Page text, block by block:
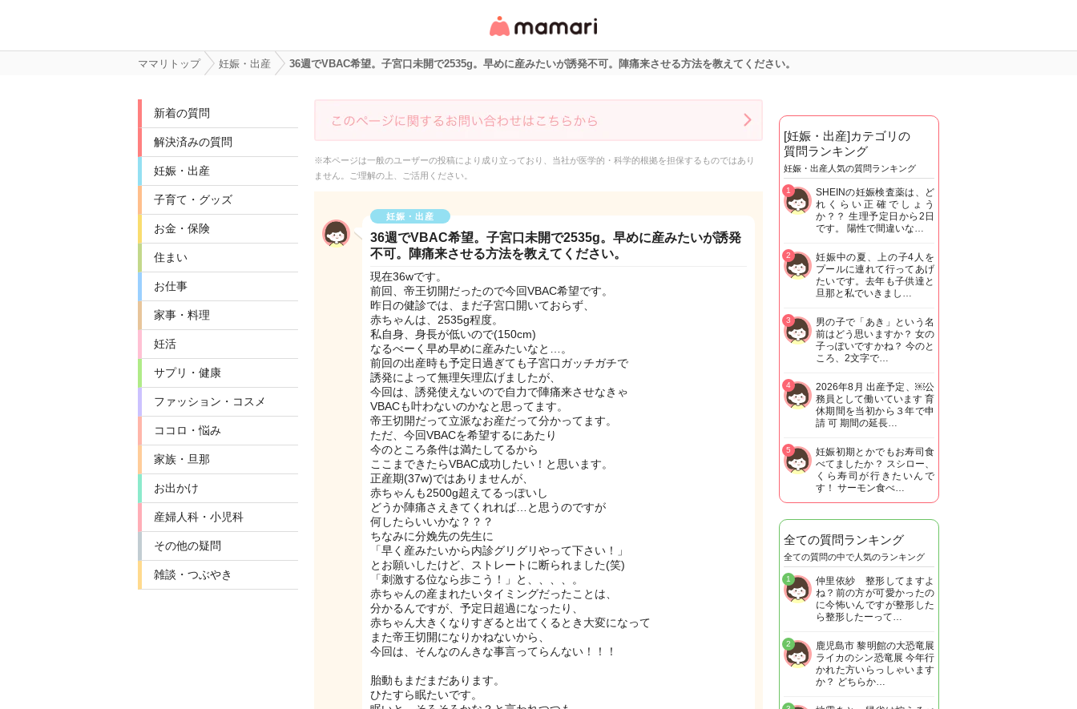
リ・情報サイト
ママリトップ 妊娠・出産 36週でVBAC希望。子宮口未開で2535g。早めに産みたいが誘発不可。陣痛来させる方法を教えてください。
新着の質問
解決済みの質問
妊娠・出産
子育て・グッズ
お金・保険
住まい
お仕事
家事・料理
妊活
サプリ・健康
ファッション・コスメ
ココロ・悩み
家族・旦那
お出かけ
産婦人科・小児科
その他の疑問
雑談・つぶやき
※本ページは一般のユーザーの投稿により成り立っており、当社が医学的・科学的根拠を担保するものではあり
ません。ご理解の上、ご活用ください。
妊娠・出産
36週でVBAC希望。子宮口未開で2535g。早めに産みたいが誘発
不可。陣痛来させる方法を教えてください。
現在36wです。
前回、帝王切開だったので今回VBAC希望です。
昨日の健診では、まだ子宮口開いておらず、
赤ちゃんは、2535g程度。
私自身、身長が低いので(150cm)
なるべーく早め早めに産みたいなと…。
前回の出産時も予定日過ぎても子宮口ガッチガチで
誘発によって無理矢理広げましたが、
今回は、誘発使えないので自力で陣痛来させなきゃ
VBACも叶わないのかなと思ってます。
帝王切開だって立派なお産だって分かってます。
ただ、今回VBACを希望するにあたり
今のところ条件は満たしてるから
ここまできたらVBAC成功したい！と思います。
正産期(37w)ではありませんが、
赤ちゃんも2500g超えてるっぽいし
どうか陣痛さえきてくれれば…と思うのですが
何したらいいかな？？？
ちなみに分娩先の先生に
「早く産みたいから内診グリグリやって下さい！」
とお願いしたけど、ストレートに断られました(笑)
「刺激する位なら歩こう！」と、、、、。
赤ちゃんの産まれたいタイミングだったことは、
分かるんですが、予定日超過になったり、
赤ちゃん大きくなりすぎると出てくるとき大変になって
また帝王切開になりかねないから、
今回は、そんなのんきな事言ってらんない！！！
胎動もまだまだあります。
ひたすら眠たいです。
[妊娠・出産]カテゴリの
質問ランキング
妊娠・出産人気の質問ランキング
SHEINの妊娠検査薬は、ど
れくらい正確でしょう
か？？ 生理予定日から2日
です。 陽性で間違いな…
1
妊娠中の夏、上の子4人を
プールに連れて行ってあげ
たいです。去年も子供達と
旦那と私でいきまし…
2
男の子で「あき」という名
前はどう思いますか？ 女の
子っぽいですかね？ 今のと
ころ、2文字で…
3
2026年8月 出産予定、￼公
務員として働いています 育
休期間を当初から３年で申
請 可 期間の延長…
4
妊娠初期とかでもお寿司食
べてましたか？ スシロー、
くら寿司が行きたいんで
す！ サーモン食べ…
5
全ての質問ランキング
全ての質問の中で人気のランキング
仲里依紗 整形してますよ
ね？前の方が可愛かったの
に今怖いんですが整形した
ら整形したーって…
1
鹿児島市 黎明館の大恐竜展
ライカのシン恐竜展 今年行
かれた方いらっしゃいます
か？ どちらか…
2